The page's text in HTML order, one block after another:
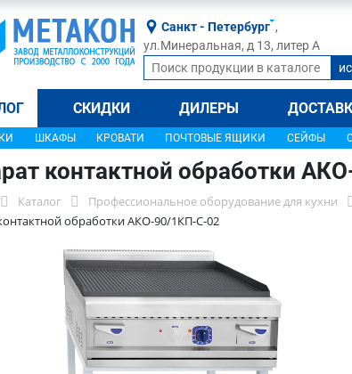
Санкт - Петербург ,
ул.Минеральная, д 13, литер А
СКИДКИ ДИЛЕРЫ
ШКАФЫ КРОВАТИ ПОЧТОВЫЕ ЯЩИКИ СЕЙФЫ
контактной обработки
Каталог Профессиональное оборудование для кухни
обработки АКО-90/1КП-С-02